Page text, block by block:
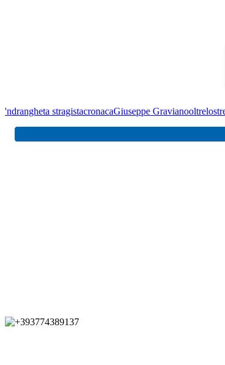
'ndrangheta stragistacronacaGiuseppe Graviano